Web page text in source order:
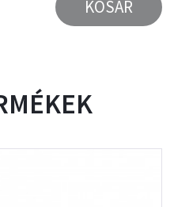
KOSÁR